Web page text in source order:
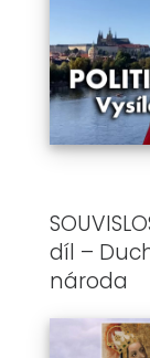
díl –
národa